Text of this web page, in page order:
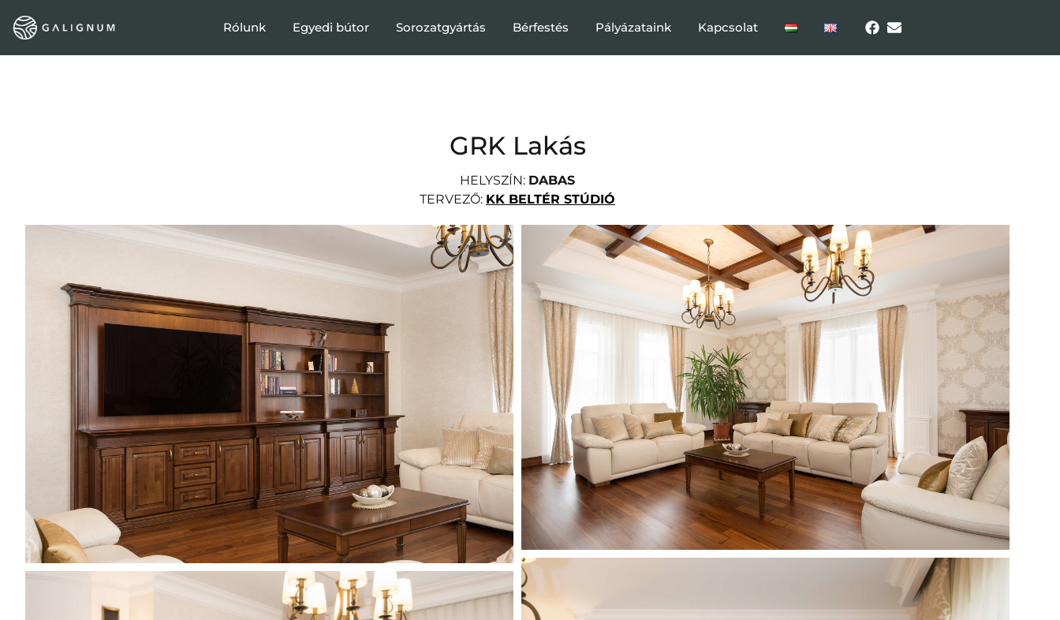
Rólunk Egyedi bútor Sorozatgyártás Bérfestés Pályázataink Kapcsolat
GRK Lakás
HELYSZÍN: DABAS
TERVEZŐ: KK BELTÉR STÚDIÓ